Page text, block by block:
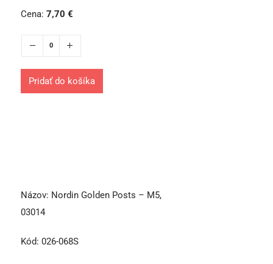
Cena: 7,70 €
Pridať do košíka
Názov: Nordin Golden Posts – M5,
03014
Kód: 026-068S